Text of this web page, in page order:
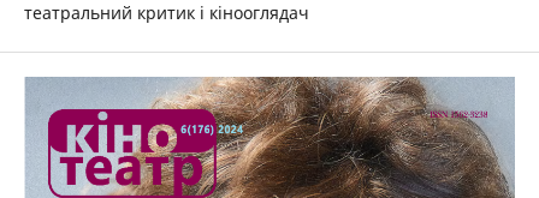
театральний критик і кінооглядач